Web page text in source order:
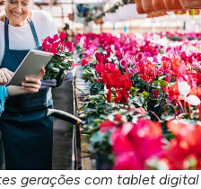
gerações com tablet digital